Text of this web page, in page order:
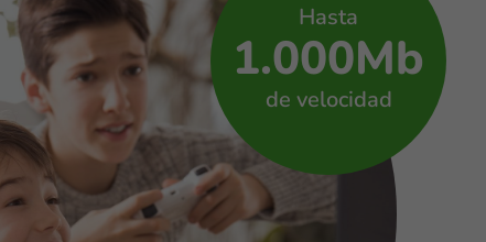
Hasta
1.000Mb
de velocidad